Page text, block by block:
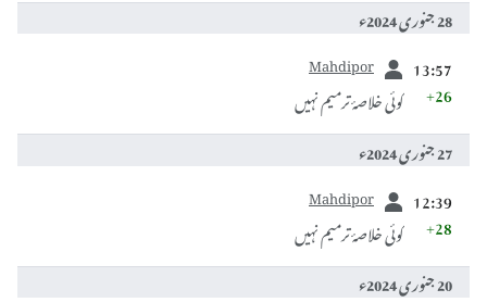
28 جنوری 2024ء
13:57
Mahdipor
+26 کوئی خلاصۂ ترمیم نہیں
27 جنوری 2024ء
12:39
Mahdipor
+28 کوئی خلاصۂ ترمیم نہیں
20 جنوری 2024ء